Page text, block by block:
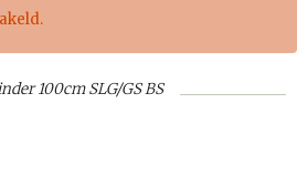
100cm SLG/GS BS